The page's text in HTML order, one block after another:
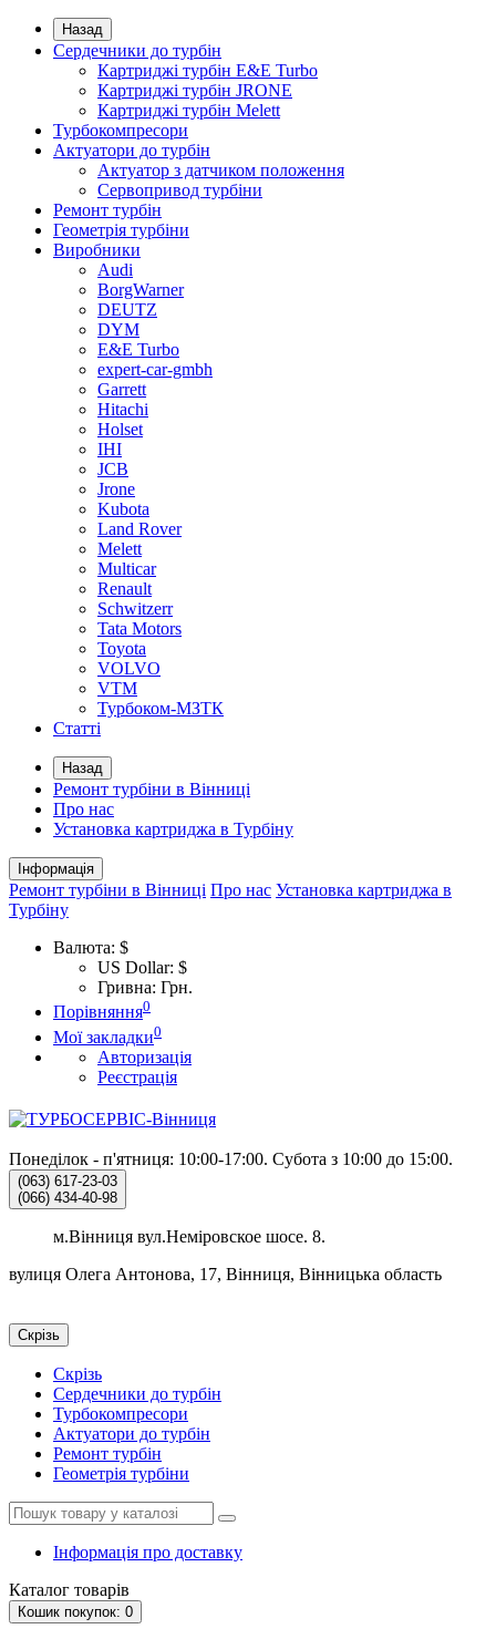
Назад
Сердечники до турбін
Картриджі турбін E&E Turbo
Картриджі турбін JRONE
Картриджі турбін Melett
Турбокомпресори
Актуатори до турбін
Актуатор з датчиком положення
Сервопривод турбіни
Ремонт турбін
Геометрія турбіни
Виробники
Audi
BorgWarner
DEUTZ
DYM
E&E Turbo
expert-car-gmbh
Garrett
Hitachi
Holset
IHI
JCB
Jrone
Kubota
Land Rover
Melett
Multicar
Renault
Schwitzerr
Tata Motors
Toyota
VOLVO
VTM
Турбоком-МЗТК
Статті
Назад
Ремонт турбіни в Вінниці
Про нас
Установка картриджа в Турбіну
Інформація
Ремонт турбіни в Вінниці Про нас Установка картриджа в
Турбіну
Валюта: $
US Dollar: $
Гривна: Грн.
Порівняння0
Мої закладки0
Авторизація
Реєстрація
Понеділок - п'ятниця: 10:00-17:00. Субота з 10:00 до 15:00.
(063) 617-23-03
(066) 434-40-98
м.Вінниця вул.Неміровское шосе. 8.
вулиця Олега Антонова, 17, Вінниця, Вінницька область
Скрізь
Скрізь
Сердечники до турбін
Турбокомпресори
Актуатори до турбін
Ремонт турбін
Геометрія турбіни
Інформація про доставку
Каталог товарів
Кошик покупок: 0